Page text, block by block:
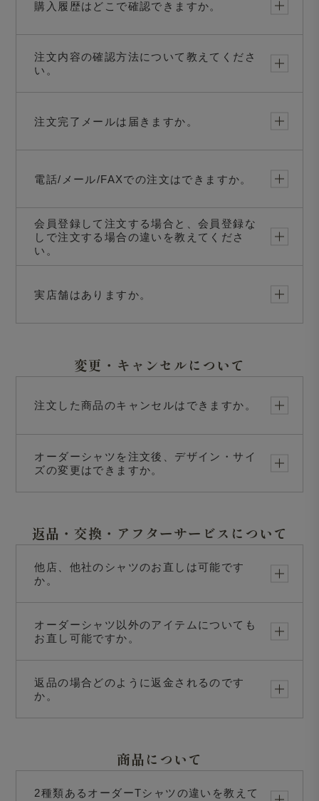
購入履歴はどこで確認できますか。
注文内容の確認方法について教えてくださ
い。
注文完了メールは届きますか。
電話/メール/FAXでの注文はできますか。
会員登録して注文する場合と、会員登録な
しで注文する場合の違いを教えてくださ
い。
実店舗はありますか。
変更・キャンセルについて
注文した商品のキャンセルはできますか。
オーダーシャツを注文後、デザイン・サイ
ズの変更はできますか。
返品・交換・アフターサービスについて
他店、他社のシャツのお直しは可能です
か。
オーダーシャツ以外のアイテムについても
お直し可能ですか。
返品の場合どのように返金されるのです
か。
商品について
2種類あるオーダーTシャツの違いを教えて